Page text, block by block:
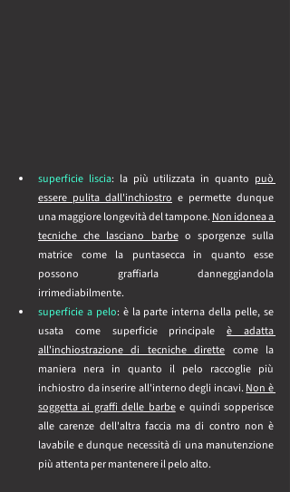
superficie liscia: la più utilizzata in quanto può
essere pulita dall'inchiostro e permette dunque
una maggiore longevità del tampone. Non idonea a
tecniche che lasciano barbe o sporgenze sulla
matrice come la puntasecca in quanto esse
possono graffiarla danneggiandola
irrimediabilmente.
superficie a pelo: è la parte interna della pelle, se
usata come superficie principale è adatta
all'inchiostrazione di tecniche dirette come la
maniera nera in quanto il pelo raccoglie più
inchiostro da inserire all'interno degli incavi. Non è
soggetta ai graffi delle barbe e quindi sopperisce
alle carenze dell'altra faccia ma di contro non è
lavabile e dunque necessità di una manutenzione
più attenta per mantenere il pelo alto.